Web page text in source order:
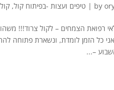
by
| טיפים ועצות -בפיתוח קול,
רפואת הצמחים – לקול צרוד!!!
כל הזמן לומדת, ונשארת פתוחה
–...